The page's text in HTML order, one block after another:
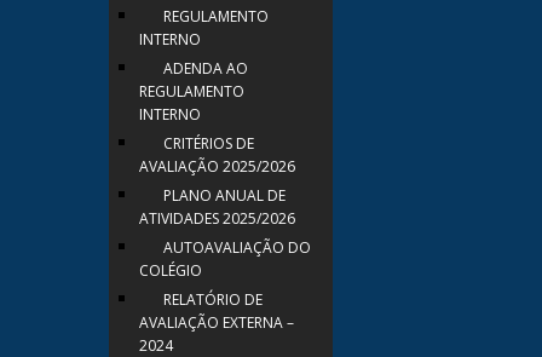
REGULAMENTO
INTERNO
ADENDA AO
REGULAMENTO
INTERNO
CRITÉRIOS DE
AVALIAÇÃO 2025/2026
PLANO ANUAL DE
ATIVIDADES 2025/2026
AUTOAVALIAÇÃO DO
COLÉGIO
RELATÓRIO DE
AVALIAÇÃO EXTERNA –
2024